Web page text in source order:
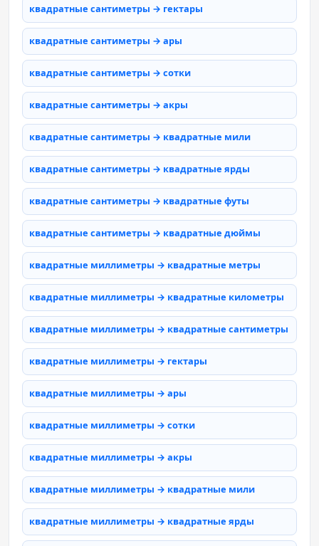
квадратные сантиметры → гектары
квадратные сантиметры → ары
квадратные сантиметры → сотки
квадратные сантиметры → акры
квадратные сантиметры → квадратные мили
квадратные сантиметры → квадратные ярды
квадратные сантиметры → квадратные футы
квадратные сантиметры → квадратные дюймы
квадратные миллиметры → квадратные метры
квадратные миллиметры → квадратные километры
квадратные миллиметры → квадратные сантиметры
квадратные миллиметры → гектары
квадратные миллиметры → ары
квадратные миллиметры → сотки
квадратные миллиметры → акры
квадратные миллиметры → квадратные мили
квадратные миллиметры → квадратные ярды